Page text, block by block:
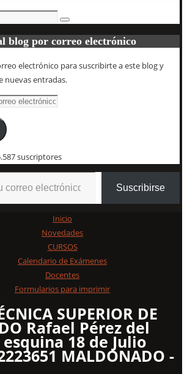
Buscar
blog por correo electrónico
electrónico para suscribirte a este blog y
nuevas entradas.
suscriptores
Suscribirse
Inicio
Novedades
CURSOS
Calendario de Exámenes
Docentes
Formularios para imprimir
SUPERIOR DE
Rafael Pérez del
18 de Julio
MALDONADO -